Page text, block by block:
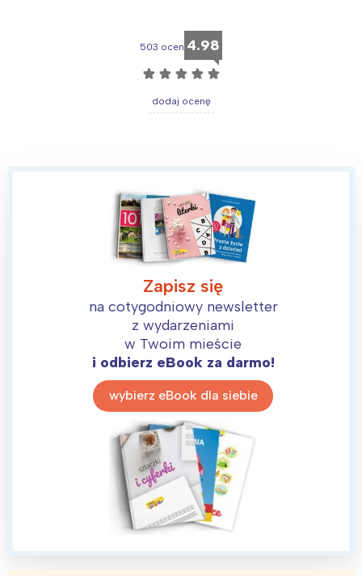
503 ocen 4.98
☆ ☆ ☆ ☆ ☆
dodaj ocenę
Zapisz się
na cotygodniowy newsletter
z wydarzeniami
w Twoim mieście
i odbierz eBook za darmo!
wybierz eBook dla siebie